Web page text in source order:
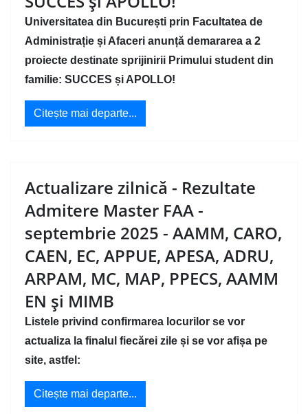
Universitatea din București prin Facultatea de
Administrație și Afaceri anunță demararea a 2
proiecte destinate sprijinirii Primului student din
familie: SUCCES și APOLLO!
Citește mai departe...
Actualizare zilnică - Rezultate
Admitere Master FAA -
septembrie 2025 - AAMM, CARO,
CAEN, EC, APPUE, APESA, ADRU,
ARPAM, MC, MAP, PPECS, AAMM
EN și MIMB
Listele privind confirmarea locurilor se vor
actualiza la finalul fiecărei zile și se vor afișa pe
site, astfel:
Citește mai departe...